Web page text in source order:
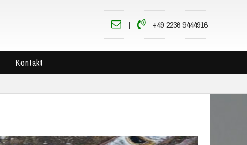
| +49 2236 9444916
Kontakt